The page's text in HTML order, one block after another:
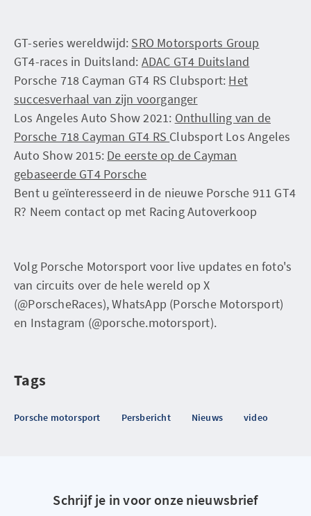
GT-series wereldwijd: SRO Motorsports Group
GT4-races in Duitsland: ADAC GT4 Duitsland
Porsche 718 Cayman GT4 RS Clubsport: Het
succesverhaal van zijn voorganger
Los Angeles Auto Show 2021: Onthulling van de
Porsche 718 Cayman GT4 RS Clubsport Los Angeles
Auto Show 2015: De eerste op de Cayman
gebaseerde GT4 Porsche
Bent u geïnteresseerd in de nieuwe Porsche 911 GT4
R? Neem contact op met Racing Autoverkoop
Volg Porsche Motorsport voor live updates en foto's
van circuits over de hele wereld op X
(@PorscheRaces), WhatsApp (Porsche Motorsport)
en Instagram (@porsche.motorsport).
Tags
Porsche motorsport Persbericht Nieuws video
Schrijf je in voor onze nieuwsbrief